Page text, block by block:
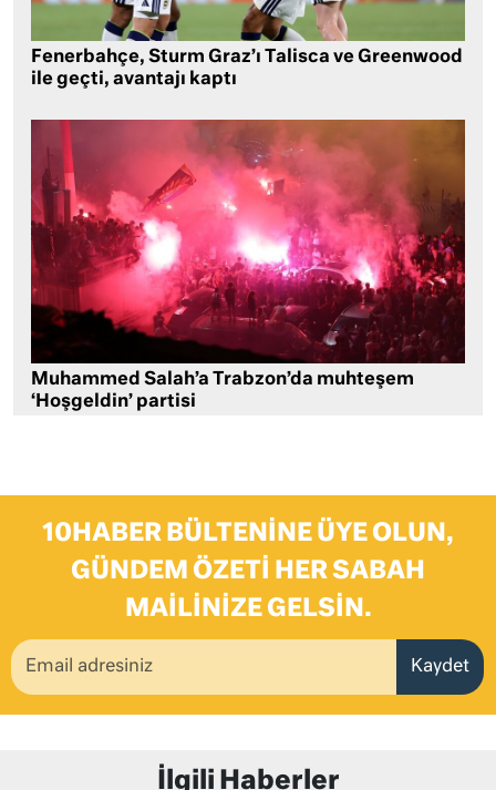
Fenerbahçe, Sturm Graz’ı Talisca ve Greenwood
ile geçti, avantajı kaptı
Muhammed Salah’a Trabzon’da muhteşem
‘Hoşgeldin’ partisi
10HABER BÜLTENINE ÜYE OLUN,
GÜNDEM ÖZETI HER SABAH
MAILINIZE GELSIN.
Kaydet
İlgili Haberler